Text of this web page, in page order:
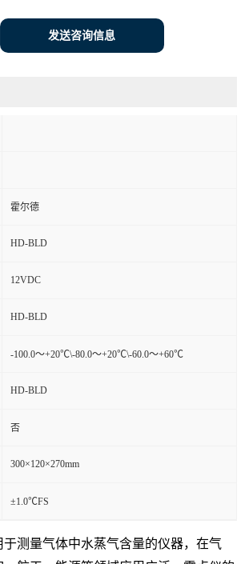
发送咨询信息
霍尔德
HD-BLD
12VDC
HD-BLD
-100.0～+20℃\-80.0～+20℃\-60.0～+60℃
HD-BLD
否
300×120×270mm
±1.0℃FS
于测量气体中水蒸气含量的仪器，在气